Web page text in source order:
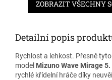
ZOBRAZIT VŠECHNY
Detailní popis
Rychlost a lehkost. Přesně
model Mizuno Wave Mirage 5.
rychlé křídelní hráče díky